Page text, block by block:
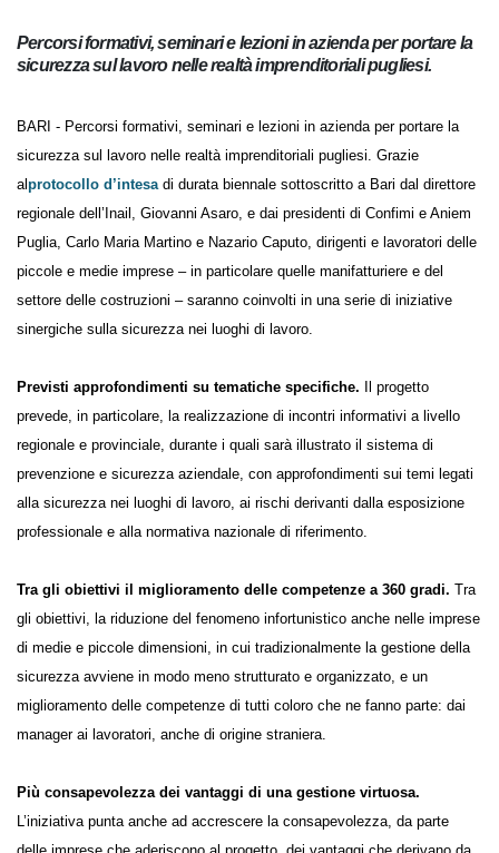
lavoro
BARI - Percorsi formativi, seminari e lezioni in azienda per portare la
sicurezza sul lavoro nelle realtà imprenditoriali pugliesi. Grazie
al
protocollo d’intesa
di durata biennale sottoscritto a Bari dal
direttore regionale dell’Inail, Giovanni Asaro, e dai presidenti di
Confimi e Aniem Puglia, Carlo Maria Martino e Nazario Caputo,
dirigenti e lavoratori delle piccole e medie imprese – in particolare
in una serie di iniziative sinergiche sulla sicurezza nei luoghi di lavoro.
Previsti approfondimenti su tematiche specifiche. Il progetto
prevede, in particolare, la realizzazione di incontri informativi a livello
regionale e provinciale, durante i quali sarà illustrato il sistema di
prevenzione e sicurezza aziendale, con approfondimenti sui temi legati
professionale e alla normativa nazionale di riferimento.
Tra gli obiettivi il miglioramento delle competenze a 360 gradi.
Tra gli obiettivi, la riduzione del fenomeno infortunistico anche nelle
imprese di medie e piccole dimensioni, in cui tradizionalmente la
gestione della sicurezza avviene in modo meno strutturato e
ne fanno parte: dai manager ai lavoratori, anche di origine straniera.
Più consapevolezza dei vantaggi di una gestione virtuosa.